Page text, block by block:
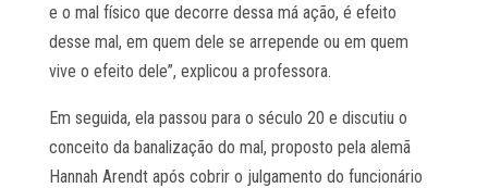
e o mal físico que decorre dessa má ação, é efeito
desse mal, em quem dele se arrepende ou em quem
vive o efeito dele”, explicou a professora.
Em seguida, ela passou para o século 20 e discutiu o
conceito da banalização do mal, proposto pela alemã
Hannah Arendt após cobrir o julgamento do funcionário